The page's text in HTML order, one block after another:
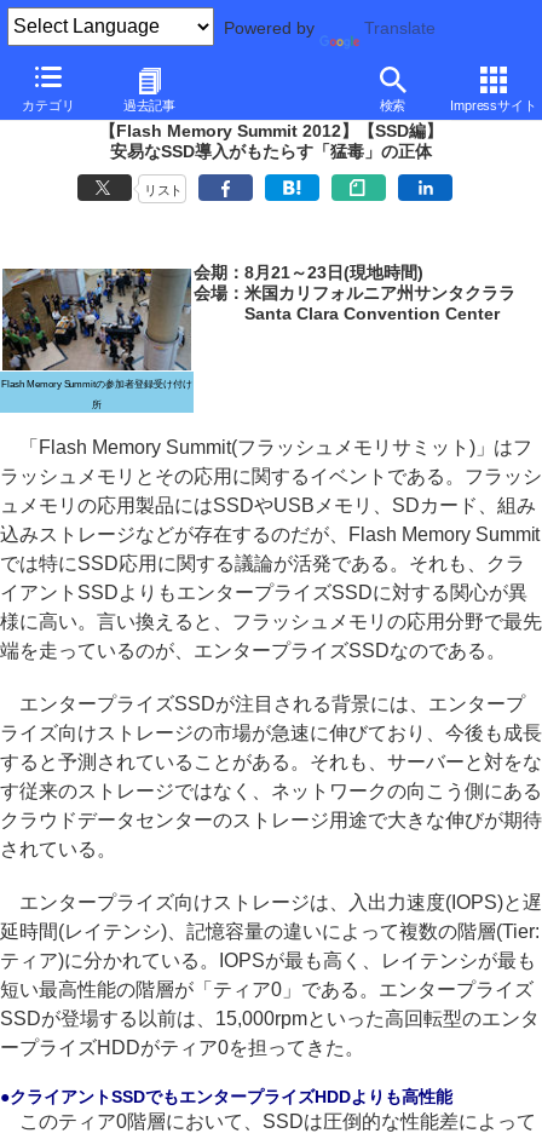
Powered by Translate
カテゴリ 過去記事 検索 Impressサイト
PC Watch イベント
2012
【Flash Memory Summit 2012】【SSD編】
安易なSSD導入がもたらす「猛毒」の正体
リスト
Flash Memory Summitの参加者登録受け付け
所
会期：8月21～23日(現地時間)
会場：米国カリフォルニア州サンタクララ
Santa Clara Convention Center
「Flash Memory Summit(フラッシュメモリサミット)」はフ
ラッシュメモリとその応用に関するイベントである。フラッシ
ュメモリの応用製品にはSSDやUSBメモリ、SDカード、組み
込みストレージなどが存在するのだが、Flash Memory Summit
では特にSSD応用に関する議論が活発である。それも、クラ
イアントSSDよりもエンタープライズSSDに対する関心が異
様に高い。言い換えると、フラッシュメモリの応用分野で最先
端を走っているのが、エンタープライズSSDなのである。
エンタープライズSSDが注目される背景には、エンタープ
ライズ向けストレージの市場が急速に伸びており、今後も成長
すると予測されていることがある。それも、サーバーと対をな
す従来のストレージではなく、ネットワークの向こう側にある
クラウドデータセンターのストレージ用途で大きな伸びが期待
されている。
エンタープライズ向けストレージは、入出力速度(IOPS)と遅
延時間(レイテンシ)、記憶容量の違いによって複数の階層(Tier:
ティア)に分かれている。IOPSが最も高く、レイテンシが最も
短い最高性能の階層が「ティア0」である。エンタープライズ
SSDが登場する以前は、15,000rpmといった高回転型のエンタ
ープライズHDDがティア0を担ってきた。
●クライアントSSDでもエンタープライズHDDよりも高性能
このティア0階層において、SSDは圧倒的な性能差によって